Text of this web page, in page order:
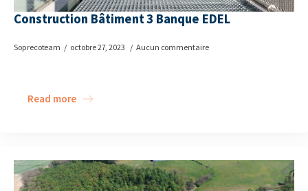
Construction Bâtiment 3 Banque EDEL
Soprecoteam octobre 27, 2023 Aucun commentaire
Read more